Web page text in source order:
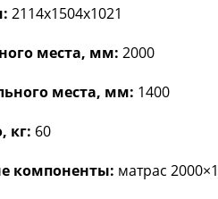
2114x1504x1021
места, мм: 2000
места, мм: 1400
кг: 60
компоненты: матрас